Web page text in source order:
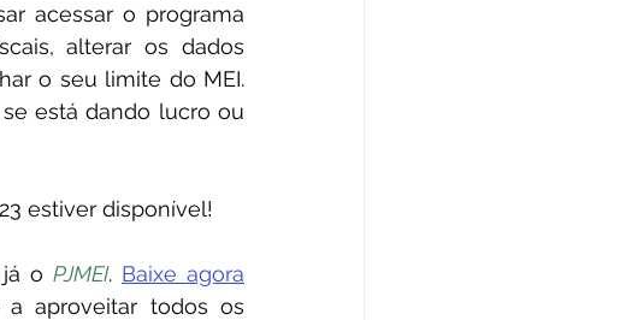
acessar o programa
alterar os dados
o seu limite do MEI.
está dando lucro ou
estiver disponível!
o PJMEI. Baixe agora
aproveitar todos os